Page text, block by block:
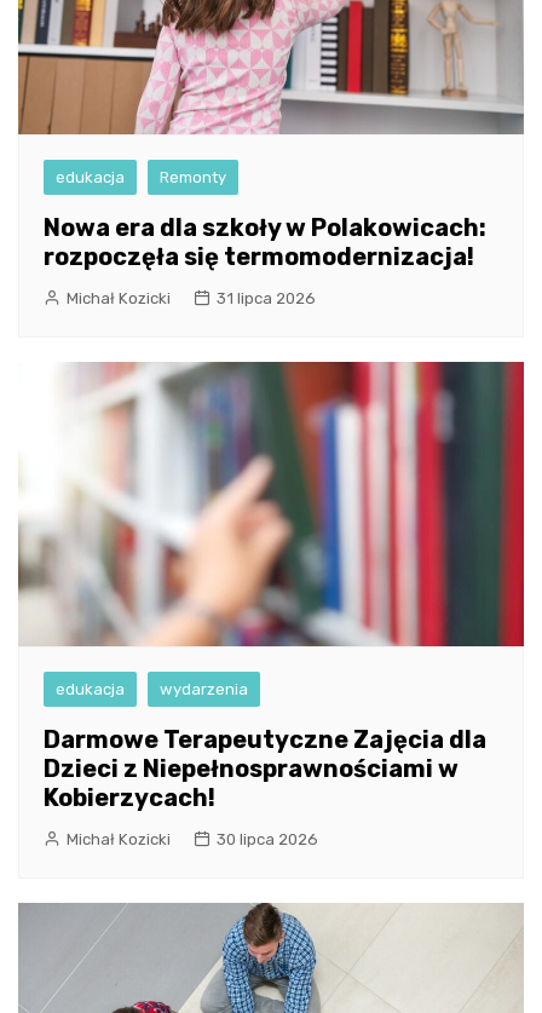
edukacja Remonty
Nowa era dla szkoły w Polakowicach:
rozpoczęła się termomodernizacja!
Michał Kozicki 31 lipca 2026
edukacja wydarzenia
Darmowe Terapeutyczne Zajęcia dla
Dzieci z Niepełnosprawnościami w
Kobierzycach!
Michał Kozicki 30 lipca 2026